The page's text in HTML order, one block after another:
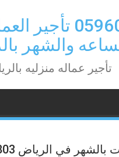
0596042802
والشهر
تأجير عماله منزليه
في الرياض 0594577803